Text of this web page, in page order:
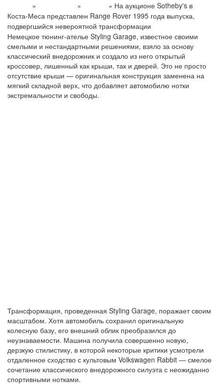
» » » На аукционе Sotheby's в
Коста-Меса представлен Range Rover 1995 года выпуска,
подвергшийся невероятной трансформации
Немецкое тюнинг-ателье Styling Garage, известное своими
смелыми и нестандартными решениями, взяло за основу
классический внедорожник и создало из него открытый
кроссовер, лишенный как крыши, так и дверей. Это не просто
отсутствие крыши — оригинальная конструкция заменена на
мягкий складной верх, что добавляет автомобилю нотки
экстремальности и свободы.
Трансформация, проведенная Styling Garage, поражает своим
масштабом. Хотя автомобиль сохранил оригинальную
колесную базу, его внешний облик преобразился до
неузнаваемости. Машина получила совершенно новую,
дерзкую стилистику, в которой некоторые критики усмотрели
отдаленное сходство с культовым Volkswagen Rabbit — смелое
сочетание классического внедорожного силуэта с неожиданно
спортивными нотками.